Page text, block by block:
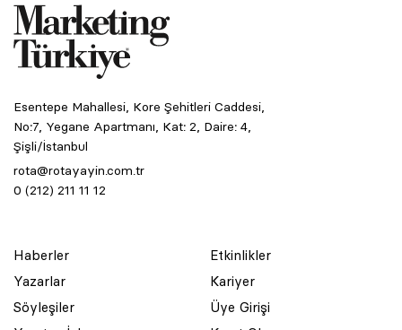
Esentepe Mahallesi, Kore Şehitleri Caddesi,
No:7, Yegane Apartmanı, Kat: 2, Daire: 4,
Şişli/İstanbul
rota@rotayayin.com.tr
0 (212) 211 11 12
Haberler
Yazarlar
Söyleşiler
Etkinlikler
Kariyer
Üye Girişi